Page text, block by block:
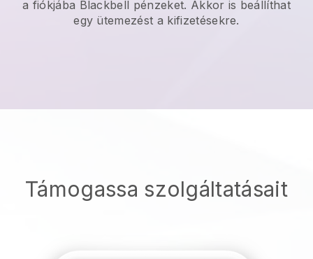
a fiókjába Blackbell pénzeket. Akkor is beállíthat
egy ütemezést a kifizetésekre.
Támogassa szolgáltatásait